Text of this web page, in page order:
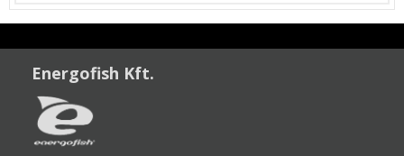
Energofish Kft.